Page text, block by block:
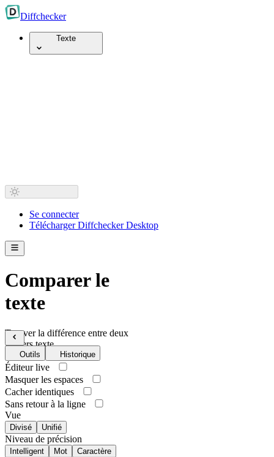
Diffchecker
Texte
Se connecter
Télécharger Diffchecker Desktop
Comparer le
texte
Trouver la différence entre deux
fichiers texte
Outils Historique
Éditeur live
Masquer les espaces
Cacher identiques
Sans retour à la ligne
Vue
Divisé Unifié
Niveau de précision
Intelligent Mot Caractère